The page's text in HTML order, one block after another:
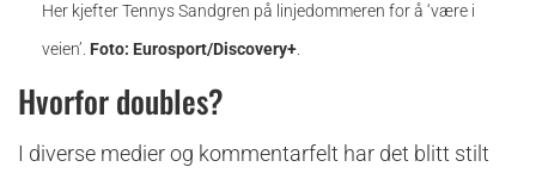
Her kjefter Tennys Sandgren på linjedommeren for å ‘være i
veien’. Foto: Eurosport/Discovery+.
Hvorfor doubles?
I diverse medier og kommentarfelt har det blitt stilt